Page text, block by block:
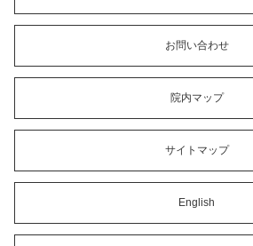
お問い合わせ
院内マップ
サイトマップ
English